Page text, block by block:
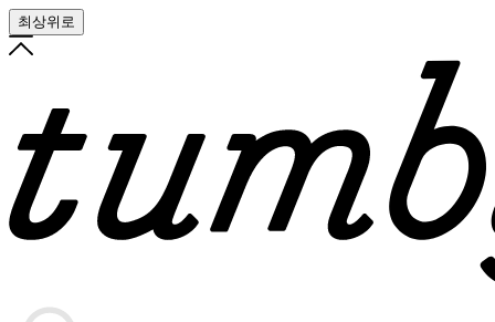
최상위로